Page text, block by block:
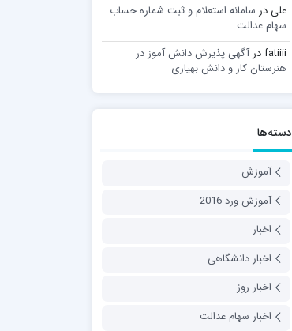
علیدر سامانه استعلام و ثبت شماره حساب
سهام عدالت
fatiiiiدرآگهی پذیرش دانش آموز در
هنرستان کار و دانش بهیاری
دسته‌ها
آموزش
آموزش ورد 2016
اخبار
اخبار دانشگاهی
اخبار روز
اخبار سهام عدالت